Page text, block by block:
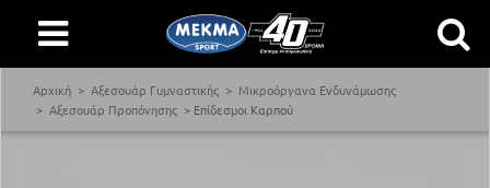
Αρχική Αξεσουάρ Γυμναστικής
Μικροόργανα Ενδυνάμωσης
Αξεσουάρ Προπόνησης
Επίδεσμοι Καρπού